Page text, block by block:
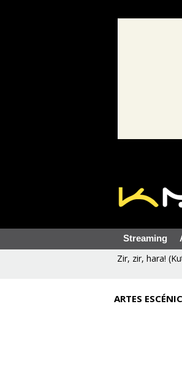
Streaming
Zir, zir, hara!
ARTES